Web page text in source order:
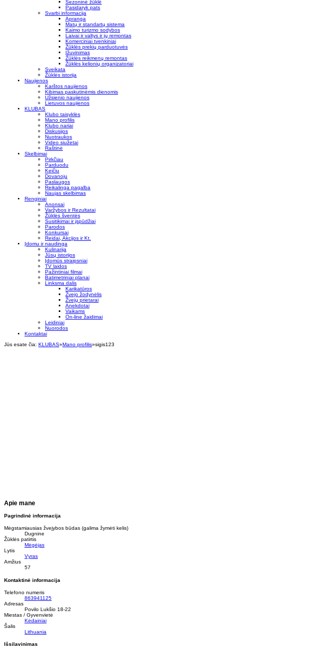
Sezoninė žūklė
Pasidaryk pats
Svarbi informacija
Apranga
Matų ir standartų sistema
Kaimo turizmo sodybos
Laivai ir valtys ir jų remontas
Komerciniai tvenkiniai
Žūklės prekių parduotuvės
Įžuvinimas
Žūklės reikmenų remontas
Žūklės kelionių organizatoriai
Sveikata
Žūklės istorija
Naujienos
Karštos naujienos
Kibimas paskutinėmis dienomis
Užsienio naujienos
Lietuvos naujienos
KLUBAS
Klubo taisyklės
Mano profilis
Klubo nariai
Diskusijos
Nuotraukos
Video siužetai
Raštinė
Skelbimai
Pirkčiau
Parduodu
Keičiu
Dovanoju
Paslaugos
Reikalinga pagalba
Naujas skelbimas
Renginiai
Anonsai
Varžybos ir Rezultatai
Žūklės šventės
Susitikimai ir įspūdžiai
Parodos
Konkursai
Reidai, Akcijos ir Kt.
Įdomu ir naudinga
Kulinarija
Jūsų istorijos
Įdomūs straipsniai
TV laidos
Pažintiniai filmai
Batimetriniai planai
Linksma dalis
Karikatūros
Žvejo žodynėlis
Žvejų prietarai
Anekdotai
Vaikams
On-line žaidimai
Leidiniai
Nuorodos
Kontaktai
Jūs esate čia: KLUBAS»Mano profilis»sigis123
Apie mane
Pagrindinė informacija
Mėgstamiausias žvejybos būdas (galima žymėti kelis)
Dugnine
Žūklės patirtis
Mėgėjas
Lytis
Vyras
Amžius
57
Kontaktinė informacija
Telefono numeris
863941125
Adresas
Povilo Lukšio 18-22
Miestas / Gyvenvietė
Kėdainiai
Šalis
Lithuania
Išsilavinimas